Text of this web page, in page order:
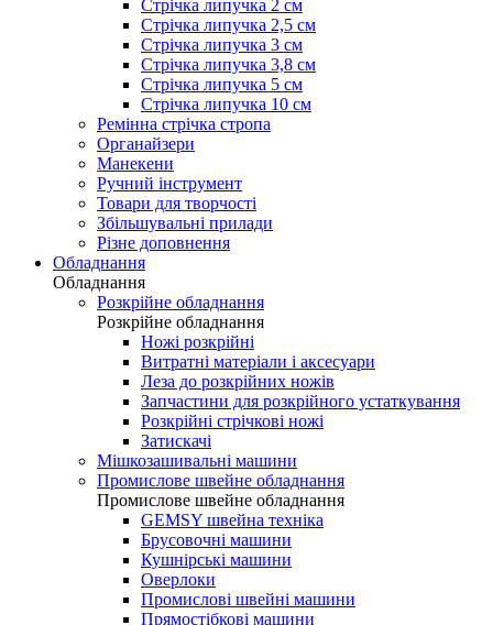
Стрічка липучка 2 см
Стрічка липучка 2,5 см
Стрічка липучка 3 см
Стрічка липучка 3,8 см
Стрічка липучка 5 см
Стрічка липучка 10 см
Ремінна стрічка стропа
Органайзери
Манекени
Ручний інструмент
Товари для творчості
Збільшувальні прилади
Різне доповнення
Обладнання
Обладнання
Розкрійне обладнання
Розкрійне обладнання
Ножі розкрійні
Витратні матеріали і аксесуари
Леза до розкрійних ножів
Запчастини для розкрійного устаткування
Розкрійні стрічкові ножі
Затискачі
Мішкозашивальні машини
Промислове швейне обладнання
Промислове швейне обладнання
GEMSY швейна техніка
Брусовочні машини
Кушнірські машини
Оверлоки
Промислові швейні машини
Прямостібкові машини